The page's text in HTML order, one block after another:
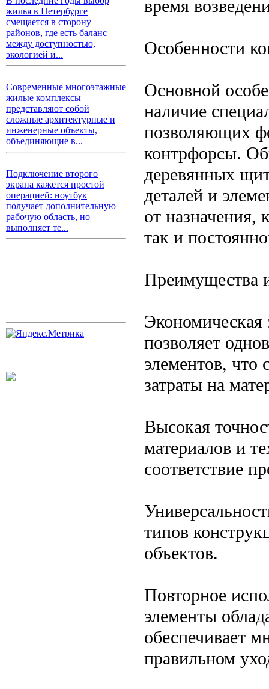
жилья в Петербурге
смещается в сторону
районов, где есть баланс
между доступностью,
экологией и...
Современные многоэтажные
жилые комплексы
представляют собой
сложные архитектурные и
инженерные объекты,
объединяющие в...
Подключение второго
экрана кажется простой
операцией: ноутбук
получает дополнительную
рабочую область, но
выполняет те...
время
Особенности
Основной
наличие
позволяющих
контрфорсы.
деревянных
деталей и
от назначения,
так и
Преимущества
Экономическая
позволяет
элементов, что
затраты на
Высокая
материалов и
соответствие
типов
объектов.
Повторное
элементы
обеспечивает
правильном